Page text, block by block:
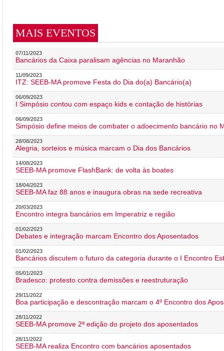
MAIS EVENTOS
07/11/2023
Bancários da Caixa paralisam agências no Maranhão
11/09/2023
ITZ: SEEB-MA promove Festa do Dia do(a) Bancário(a)
06/09/2023
I Simpósio contou com espaço kids e contação de histórias
06/09/2023
Simpósio define meios de combater o adoecimento bancário no
28/08/2023
Alegria, sorteios e música marcam o Dia dos Bancários
14/08/2023
SEEB-MA promove FlashBank: de volta às boates
18/04/2023
SEEB-MA faz 88 anos e inaugura obras na sede recreativa
20/03/2023
Encontro integra bancários em Imperatriz e região
01/02/2023
Debates e integração marcam Encontro dos Aposentados
01/02/2023
Bancários discutem o futuro da categoria durante o I Encontro
05/01/2023
Bradesco: protesto contra demissões e reestruturação
29/11/2022
Boa participação e descontração marcam o 4º Encontro dos
28/11/2022
SEEB-MA promove 2ª edição do projeto dos aposentados
28/11/2022
SEEB-MA realiza Encontro com bancários aposentados